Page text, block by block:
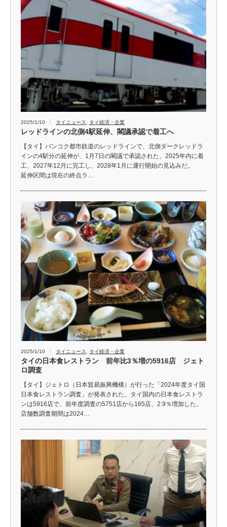
2025/1/10 タイニュース タイ経済・企業
レッドラインの北側4駅延伸、閣議承認で着工へ
【タイ】バンコク都市鉄道のレッドラインで、北側ダークレッドラ
インの4駅分の延伸が、1月7日の閣議で承認された。2025年内に着
工、2027年12月に完工し、2028年1月に運行開始の見込みだ。
延伸区間は現在の終点ラ…
2025/1/10 タイニュース タイ経済・企業
タイの日本食レストラン 前年比3％増の5916店 ジェト
ロ調査
【タイ】ジェトロ（日本貿易振興機構）が行った「2024年度タイ国
日本食レストラン調査」が発表された。タイ国内の日本食レストラ
ンは5916店で、前年度調査の5751店から165店、2.9％増加した。
店舗数調査期間は2024…